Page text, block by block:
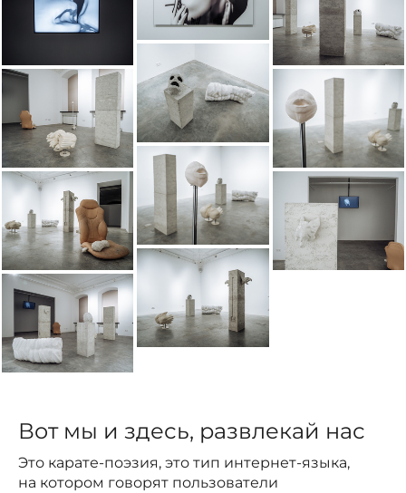
Вот мы и здесь, развлекай нас
Это карате-поэзия, это тип интернет-языка,
на котором говорят пользователи